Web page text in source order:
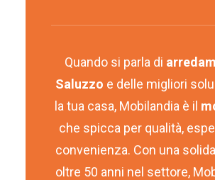
Quando si parla di
Saluzzo e delle migliori
la tua casa, Mobilandia è il
che spicca per qualità,
convenienza. Con una
oltre 50 anni nel settore,